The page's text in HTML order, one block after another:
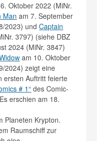
Oktober 2022 (MiNr.
Man am 7. September
2023) undCaptain
3797) (siehe DBZ
2024 (MiNr. 3847)
am 10. Oktober
2024) zeigt eine
ersten Auftritt feierte
# 1“ des Comic-
erschien am 18.
Planeten Krypton.
Raumschiff zur